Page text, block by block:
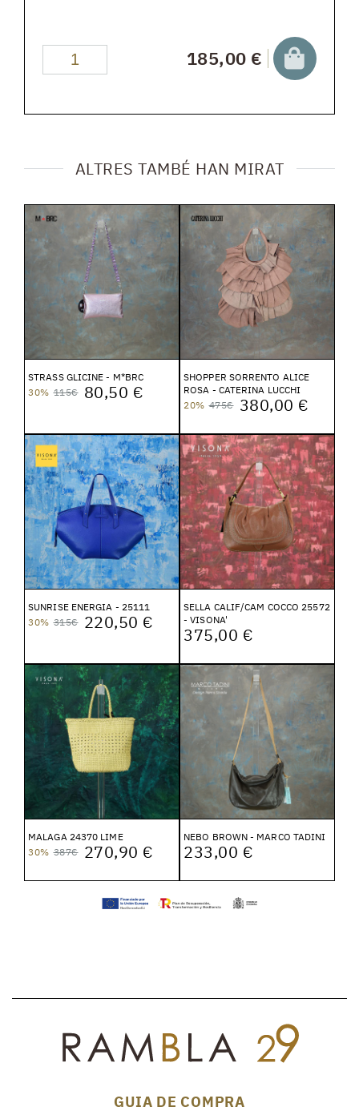
185,00 €
ALTRES TAMBÉ HAN MIRAT
STRASS GLICINE - M*BRC
30% 115€ 80,50 €
SHOPPER SORRENTO ALICE
ROSA - CATERINA LUCCHI
20% 475€ 380,00 €
SUNRISE ENERGIA - 25111
30% 315€ 220,50 €
SELLA CALIF/CAM COCCO 25572
- VISONA'
375,00 €
MALAGA 24370 LIME
30% 387€ 270,90 €
NEBO BROWN - MARCO TADINI
233,00 €
GUIA DE COMPRA